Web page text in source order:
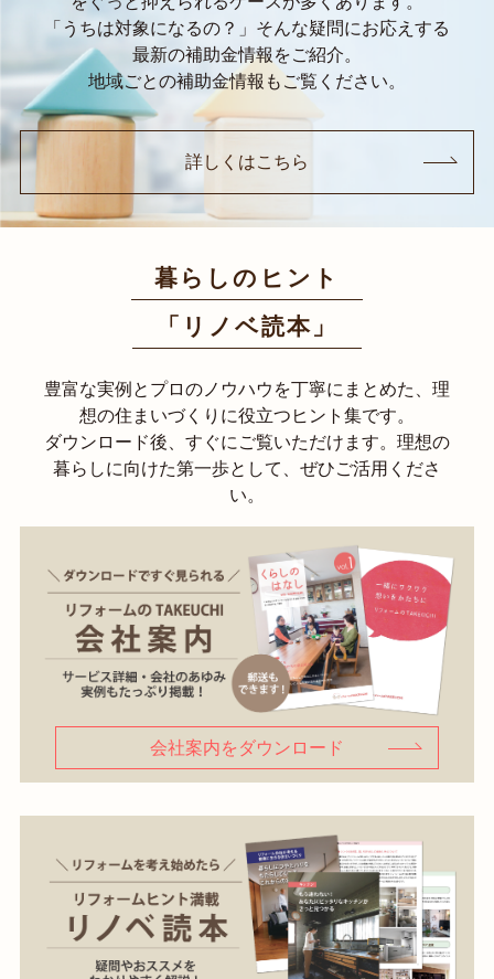
「うちは対象になるの？」そんな疑問にお応えする
最新の補助金情報をご紹介。
地域ごとの補助金情報もご覧ください。
詳しくはこちら
暮らしのヒント
「リノベ読本」
豊富な実例とプロのノウハウを丁寧にまとめた、理
想の住まいづくりに役立つヒント集です。
ダウンロード後、すぐにご覧いただけます。理想の
暮らしに向けた第一歩として、ぜひご活用くださ
い。
会社案内をダウンロード